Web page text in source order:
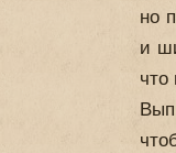
но
и